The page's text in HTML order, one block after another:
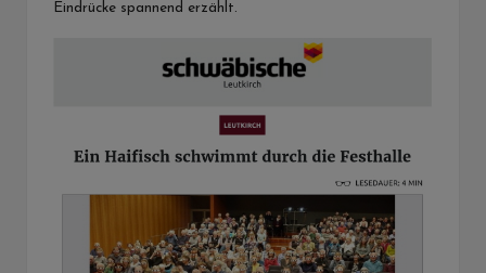
Eindrücke spannend erzählt.